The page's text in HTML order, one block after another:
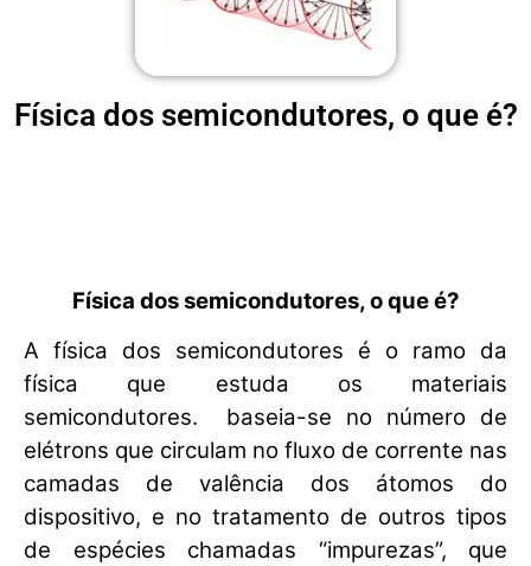
Física dos semicondutores, o que é?
Física dos semicondutores, o que é?
A física dos semicondutores é o ramo da
física que estuda os materiais
semicondutores. baseia-se no número de
elétrons que circulam no fluxo de corrente nas
camadas de valência dos átomos do
dispositivo, e no tratamento de outros tipos
de espécies chamadas “impurezas”, que